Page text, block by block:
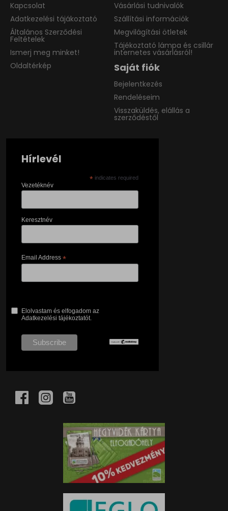
Kapcsolat
Adatkezelési tájákoztató
Általános Szerződési
Feltételek
Ismerj meg minket!
Oldaltérkép
Vásárlási tudnivalók
Szállítási információk
Megvilágítási ötletek
Tájékoztató lámpa és csillár
internetes vásárlásról!
Saját fiók
Bejelentkezés
Rendeléseim
Visszaküldés, elállás a
szerződéstől
Hírlevél
* indicates required
Vezetéknév
Keresztnév
Email Address *
Elolvastam és elfogadom az
Adatkezelési tájékoztatót.